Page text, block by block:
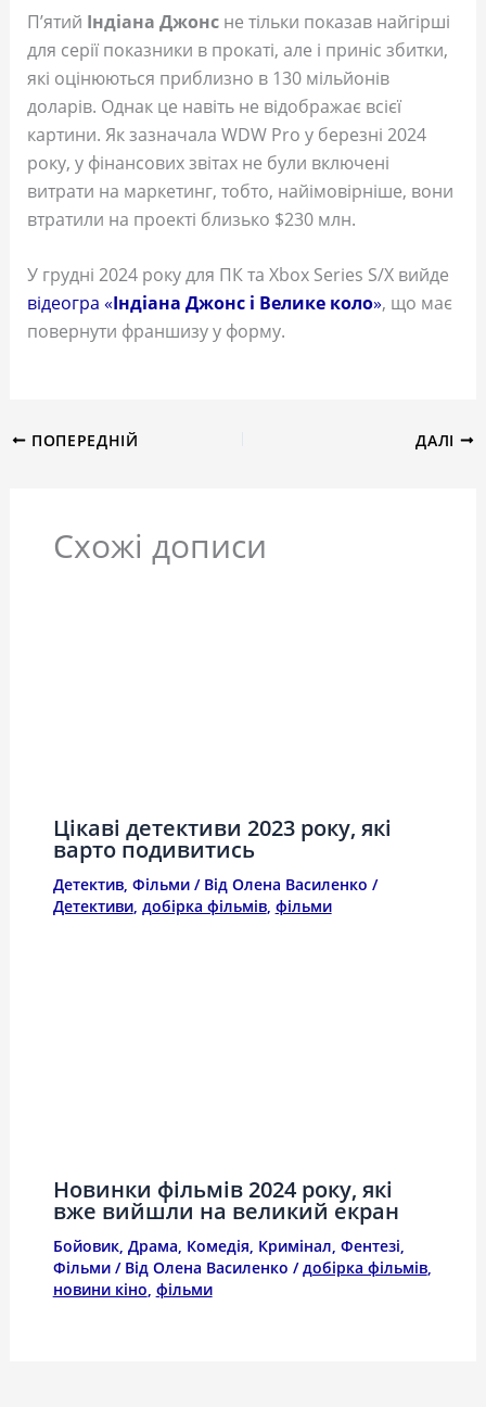
П’ятий Індіана Джонсне тільки показав найгірші
для серії показники в прокаті, але і приніс збитки,
які оцінюються приблизно в 130 мільйонів
доларів. Однак це навіть не відображає всієї
картини. Як зазначала WDW Pro у березні 2024
року, у фінансових звітах не були включені
витрати на маркетинг, тобто, найімовірніше, вони
втратили на проекті близько $230 млн.
У грудні 2024 року для ПК та Xbox Series S/X вийде
відеогра «Індіана Джонс і Велике коло», що має
повернути франшизу у форму.
ПОПЕРЕДНІЙ ДАЛІ
Схожі дописи
Цікаві детективи 2023 року, які
варто подивитись
Детектив, Фільми/ Від Олена Василенко /
Детективи, добірка фільмів, фільми
Новинки фільмів 2024 року, які
вже вийшли на великий екран
Бойовик, Драма, Комедія, Кримінал, Фентезі,
Фільми/ Від Олена Василенко /добірка фільмів,
новини кіно, фільми